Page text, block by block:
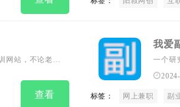
网站，不论老手
查看
我爱
一个研
标签： 网上兼职 副